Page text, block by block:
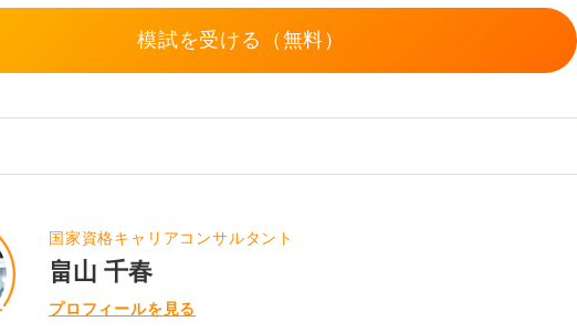
模試を受ける（無料）
国家資格キャリアコンサルタント
畠山 千春
プロフィールを見る